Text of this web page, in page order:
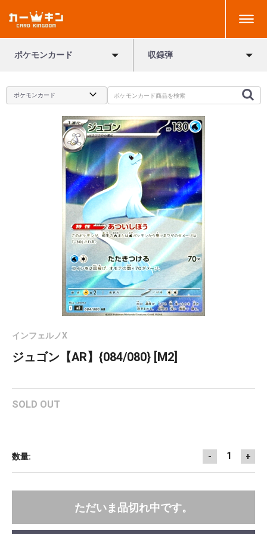
ポケモンカード 収録弾
インフェルノX
ジュゴン【AR】{084/080} [M2]
SOLD OUT
数量: - 1 +
ただいま品切れ中です。